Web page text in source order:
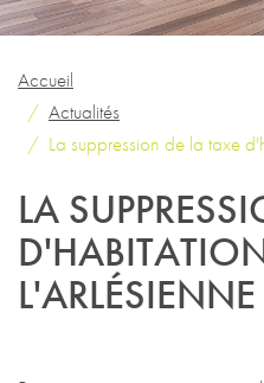
Accueil
Actualités
La suppression de la taxe
LA
L'ARLÉSIENNE